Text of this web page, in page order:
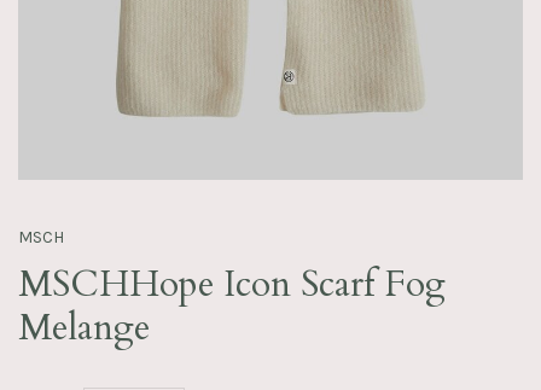
MSCH
MSCHHope Icon Scarf Fog
Melange